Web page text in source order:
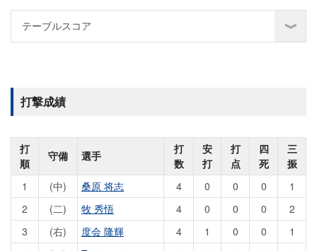
打撃成績
打
順
守備 選手
打
数
安
打
打
点
四
死
三
振
1
(中) 桑原 将志 4 0 0 0
1
2
(二) 牧 秀悟 4 0 0 0
2
3
(右) 度会 隆輝 4 1 0 0
1